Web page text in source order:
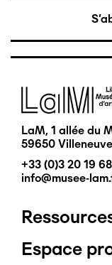
Image
LaM, 1 allée du
59650
+33 (0)3 20 19
info@musee-
Pied
de
Espace